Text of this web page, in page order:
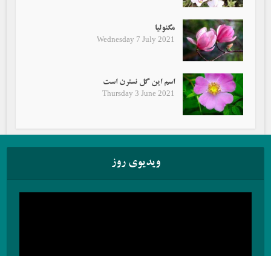
مگنولیا
Wednesday 7 July 2021
اسم این گل نسترن است
Thursday 3 June 2021
ویدیوی روز